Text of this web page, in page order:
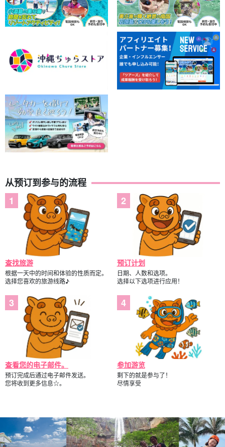
从预订到参与的流程
查找旅游
根据一天中的时间和体验的性质而定。
选择您喜欢的旅游线路♪
预订计划
日期、人数和选项。
选择以下选项进行应用！
查看您的电子邮件。
预订完成后通过电子邮件发送。
您将收到更多信息☆。
参加游览
剩下的就是参与了！
尽情享受